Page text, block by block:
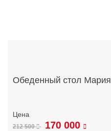
Обеденный стол Мария
212 500 170 000